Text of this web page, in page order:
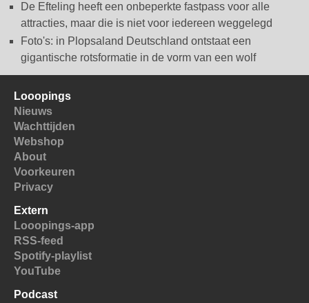
De Efteling heeft een onbeperkte fastpass voor alle
attracties, maar die is niet voor iedereen weggelegd
Foto's: in Plopsaland Deutschland ontstaat een
gigantische rotsformatie in de vorm van een wolf
Looopings
Nieuws
Wachttijden
Webshop
About
Voorkeuren
Privacy
Extern
Looopings-app
RSS-feed
Spotify-playlist
YouTube
Podcast